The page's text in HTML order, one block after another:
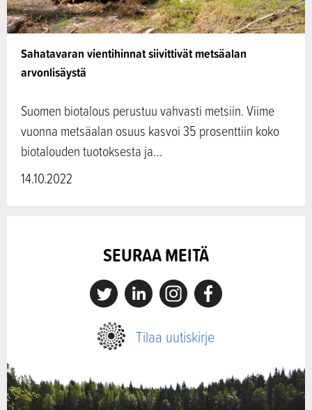
Sahatavaran vientihinnat siivittivät metsäalan
arvonlisäystä
Suomen biotalous perustuu vahvasti metsiin. Viime
vuonna metsäalan osuus kasvoi 35 prosenttiin koko
biotalouden tuotoksesta ja…
14.10.2022
SEURAA MEITÄ
X LinkedinInstagramFacebook
Tilaa uutiskirje